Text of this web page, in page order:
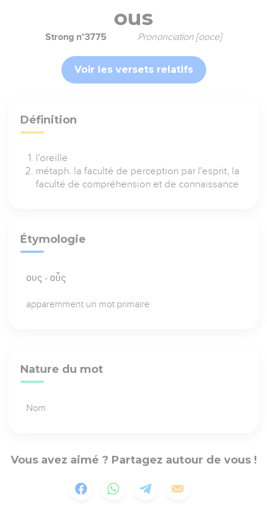
ous
Strong n°3775 Prononciation [ooce]
Voir les versets relatifs
Définition
l'oreille
métaph. la faculté de perception par l'esprit, la
faculté de compréhension et de connaissance
Étymologie
ους - οὖς
apparemment un mot primaire
Nature du mot
Nom
Vous avez aimé ? Partagez autour de vous !